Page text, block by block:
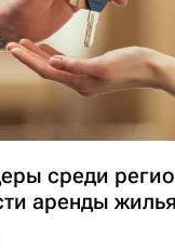
среди
аренды жилья